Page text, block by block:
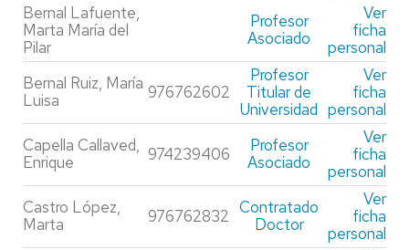
Bernal Lafuente,
Marta María del
Pilar
Profesor
Asociado
Ver
ficha
personal
Bernal Ruiz, María
Luisa
976762602
Profesor
Titular de
Universidad
Ver
ficha
personal
Capella Callaved,
Enrique
974239406
Profesor
Asociado
Ver
ficha
personal
Castro López,
Marta
976762832 Contratado
Doctor
Ver
ficha
personal